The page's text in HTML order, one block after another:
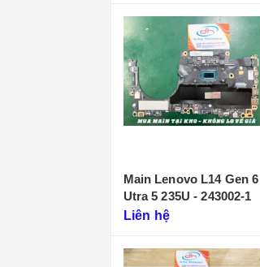
Main Lenovo L14 Gen 6
Utra 5 235U - 243002-1
Liên hệ